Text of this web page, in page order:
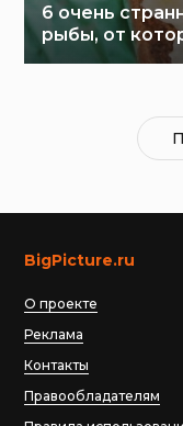
6 очень
рыбы, от
BigPicture.ru
О проекте
Реклама
Контакты
Правообладателям